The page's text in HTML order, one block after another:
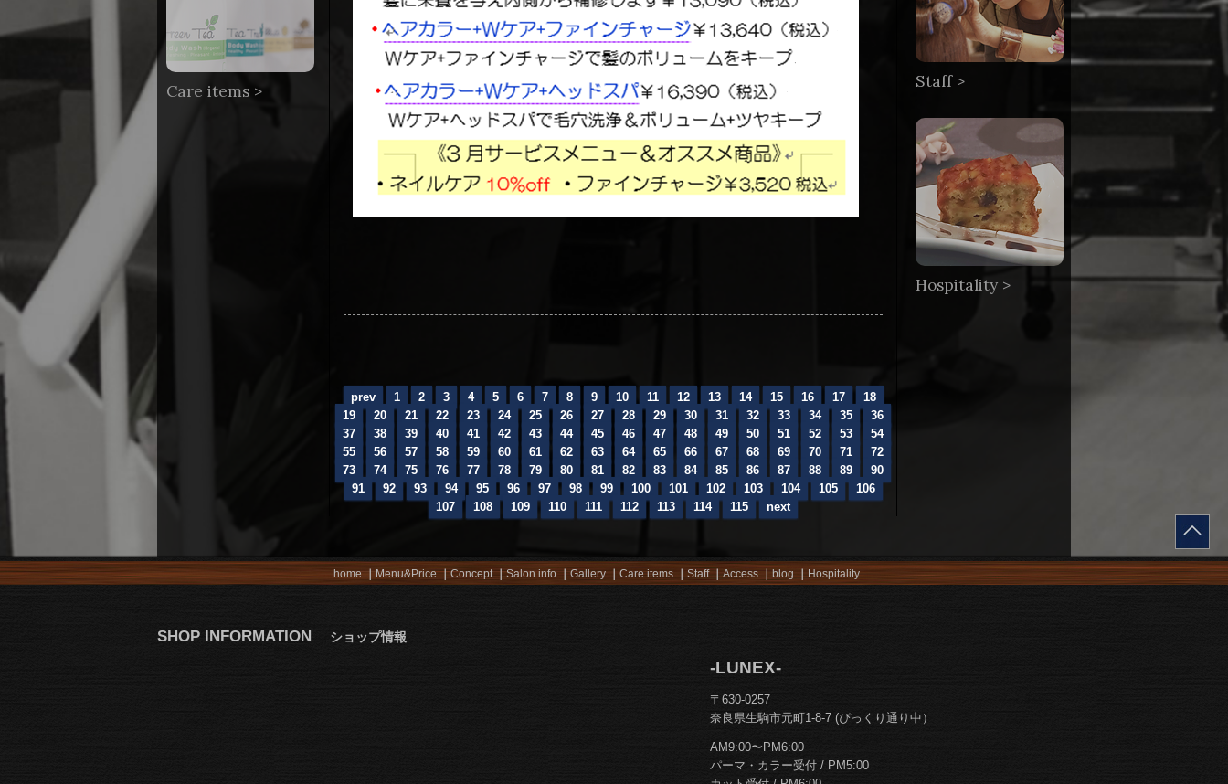
prev 1 2 3 4 5 6 7 8 9 10 11 12 13 14 15 16 17
18
19
20 21 22 23 24 25 26 27 28 29 30 31 32 33 34 35
36
37
38 39 40 41 42 43 44 45 46 47 48 49 50 51 52 53
54
55
56 57 58 59 60 61 62 63 64 65 66 67 68 69 70 71
72
73
74 75 76 77 78 79 80 81 82 83 84 85 86 87 88 89
90
91
92 93 94 95 96 97 98 99 100 101 102 103 104 105
106
107
108 109 110 111 112 113 114 115 next
Care items > Staff >
Hospitality >
home Menu&Price Concept Salon info Gallery Care items Staff Access blog Hospitality
SHOP INFORMATION ショップ情報
-LUNEX-
〒630-0257
奈良県生駒市元町1-8-7 (ぴっくり通り中）
AM9:00〜PM6:00
パーマ・カラー受付 / PM5:00